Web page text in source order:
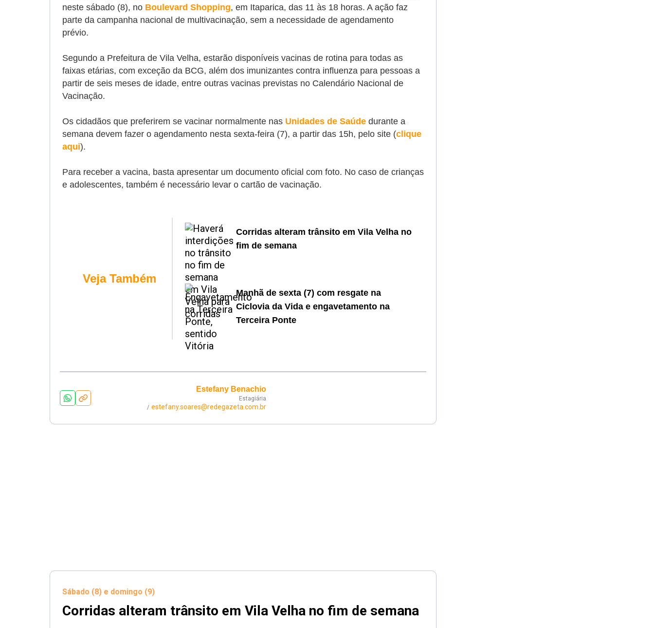
neste sábado (8), no Boulevard Shopping, em Itaparica, das 11 às 18 horas. A ação faz
parte da campanha nacional de multivacinação, sem a necessidade de agendamento
prévio.
Segundo a Prefeitura de Vila Velha, estarão disponíveis vacinas de rotina para todas as
faixas etárias, com exceção da BCG, além dos imunizantes contra influenza para pessoas a
partir de seis meses de idade, entre outras vacinas previstas no Calendário Nacional de
Vacinação.
Os cidadãos que preferirem se vacinar normalmente nas Unidades de Saúde durante a
semana devem fazer o agendamento nesta sexta-feira (7), a partir das 15h, pelo site (clique
aqui).
Para receber a vacina, basta apresentar um documento oficial com foto. No caso de crianças
e adolescentes, também é necessário levar o cartão de vacinação.
Veja Também
Corridas alteram trânsito em Vila Velha no
fim de semana
Manhã de sexta (7) com resgate na
Ciclovia da Vida e engavetamento na
Terceira Ponte
Estefany Benachio
Estagiária
/ estefany.soares@redegazeta.com.br
Sábado (8) e domingo (9)
Corridas alteram trânsito em Vila Velha no fim de semana